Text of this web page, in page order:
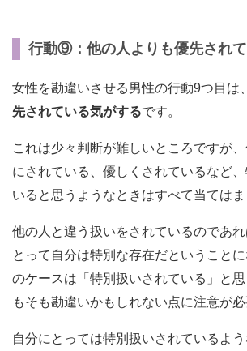
行動⑨：他の人よりも優先され
女性を勘違いさせる男性の行動9つ目は、
先されている気がするです。
これは少々判断が難しいところですが
にされている、優しくされているなど
いると思うようなときはすべて当てはま
他の人と違う扱いをされているのであ
とって自分は特別な存在だということ
のケースは「特別扱いされている」と
もそも勘違いかもしれない点に注意が必
自分にとっては特別扱いされているよ